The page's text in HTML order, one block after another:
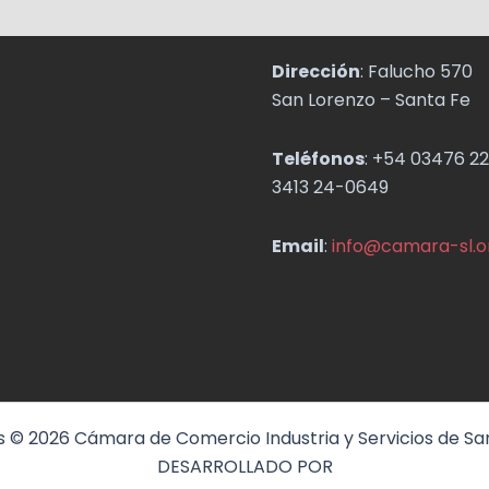
Dirección: Falucho 570
San Lorenzo – Santa Fe
Teléfonos: +54 03476
3413 24-0649
Email: info@camara-
2026 Cámara de Comercio Industria y Servicios de
DESARROLLADO POR